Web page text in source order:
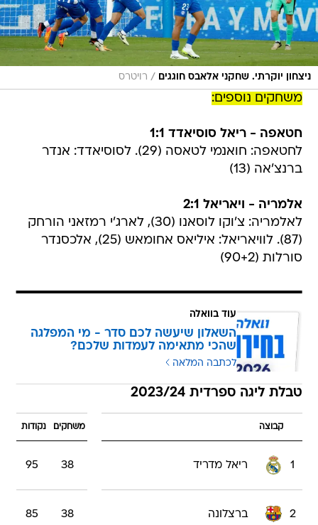
ניצחון יוקרתי. שחקני אלאבס חוגגים / רויטרס
משחקים נוספים:
חטאפה - ריאל סוסיאדד 1:1
לחטאפה: חואנמי לטאסה (29). לסוסיאדד: אנדר
ברנצ'אה (13)
אלמריה - ויאריאל 2:1
לאלמריה: צ'וקו לוסאנו (30), לארג'י רמזאני הורחק
(87). לוויאריאל: איליאס אחומאש (25), אלכסנדר
סורלות (90+2)
עוד בוואלה
השאלון שיעשה לכם סדר - מי המפלגה
שהכי מתאימה לעמדות שלכם?
לכתבה המלאה
טבלת ליגה ספרדית 2023/24
קבוצה משחקים נקודות
1 ריאל מדריד 38
95
2 ברצלונה 38
85